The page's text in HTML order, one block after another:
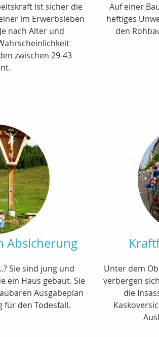
ist sicher die
im Erwerbsleben
nach Alter und
zwischen 29-43
Auf einer
heftiges
den
Absicherung
Sie sind jung und
ein Haus gebaut. Sie
Ausgabeplan
für den Todesfall.
Unter dem
verbergen
die